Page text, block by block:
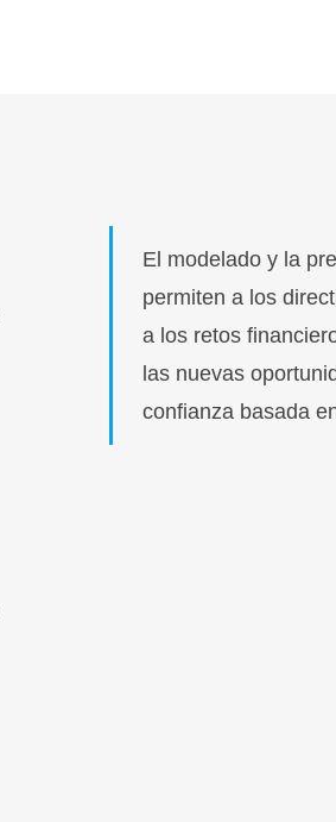
El modelado y la
permiten a los
a los retos
las nuevas
confianza basada